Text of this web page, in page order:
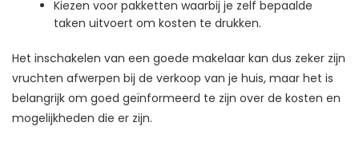
Kiezen voor pakketten waarbij je zelf bepaalde
taken uitvoert om kosten te drukken.
Het inschakelen van een goede makelaar kan dus zeker zijn
vruchten afwerpen bij de verkoop van je huis, maar het is
belangrijk om goed geïnformeerd te zijn over de kosten en
mogelijkheden die er zijn.